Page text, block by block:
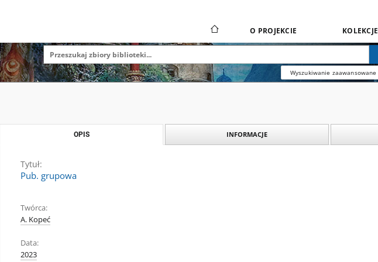
O PROJEKCIE KOLEKCJE
Wyszukiwanie zaawansowane
OPIS INFORMACJE
Tytuł:
Pub. grupowa
Twórca:
A. Kopeć
Data:
2023